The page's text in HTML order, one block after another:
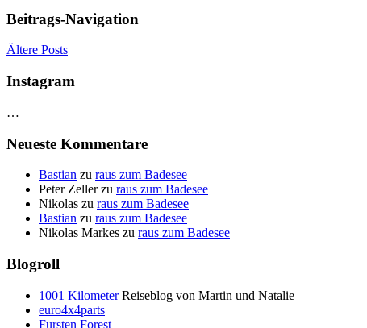
Beitrags-Navigation
Ältere Posts
Instagram
…
Neueste Kommentare
Bastian zu raus zum Badesee
Peter Zellerzu raus zum Badesee
Nikolas zu raus zum Badesee
Bastian zu raus zum Badesee
Nikolas Markes zu raus zum Badesee
Blogroll
1001 KilometerReiseblog von Martin und Natalie
euro4x4parts
Fursten Forest